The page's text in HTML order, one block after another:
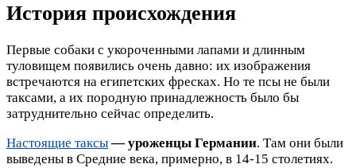
История происхождения
Первые собаки с укороченными лапами и длинным
туловищем появились очень давно: их изображения
встречаются на египетских фресках. Но те псы не были
таксами, а их породную принадлежность было бы
затруднительно сейчас определить.
Настоящие таксы— уроженцы Германии. Там они были
выведены в Средние века, примерно, в 14-15 столетиях.